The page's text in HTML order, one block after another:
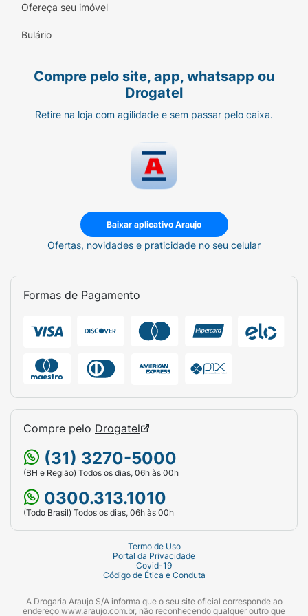
Ofereça seu imóvel
Bulário
Compre pelo site, app, whatsapp ou
Drogatel
Retire na loja com agilidade e sem passar pelo caixa.
Baixar aplicativo Araujo
Ofertas, novidades e praticidade no seu celular
Formas de Pagamento
Compre pelo Drogatel
(31) 3270-5000
(BH e Região) Todos os dias, 06h às 00h
0300.313.1010
(Todo Brasil) Todos os dias, 06h às 00h
Termo de Uso
Portal da Privacidade
Covid-19
Código de Ética e Conduta
A Drogaria Araujo S/A informa que o seu site oficial corresponde ao
endereço www.araujo.com.br, não reconhecendo qualquer outro que